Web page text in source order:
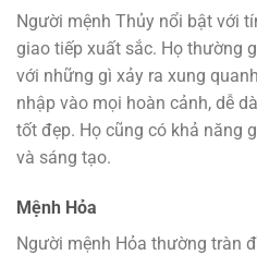
Người mệnh Thủy nổi bật với
giao tiếp xuất sắc. Họ thường
với những gì xảy ra xung
nhập vào mọi hoàn cảnh, dễ
tốt đẹp. Họ cũng có khả năng
và sáng tạo.
Mệnh Hỏa
Người mệnh Hỏa thường tràn